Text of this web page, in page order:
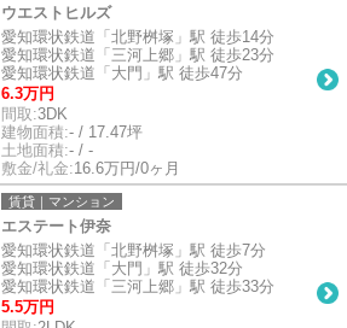
ウエストヒルズ
愛知環状鉄道「北野桝塚」駅 徒歩14分
愛知環状鉄道「三河上郷」駅 徒歩23分
愛知環状鉄道「大門」駅 徒歩47分
6.3万円
間取:3DK
建物面積:- / 17.47坪
土地面積:- / -
敷金/礼金:16.6万円/0ヶ月
賃貸｜マンション
エステート伊奈
愛知環状鉄道「北野桝塚」駅 徒歩7分
愛知環状鉄道「大門」駅 徒歩32分
愛知環状鉄道「三河上郷」駅 徒歩33分
5.5万円